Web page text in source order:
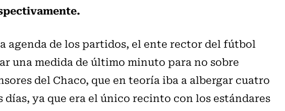
agenda de los partidos, el ente rector del fútbol
una medida de último minuto para no sobre
del Chaco, que en teoría iba a albergar cuatro
días, ya que era el único recinto con los estándares